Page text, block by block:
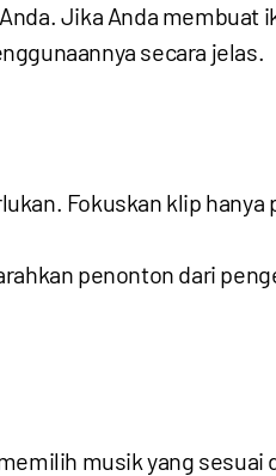
Jika Anda membuat
secara jelas.
Fokuskan klip hanya
penonton dari
musik yang sesuai